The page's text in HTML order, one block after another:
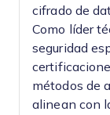
cifrado de
Como líder
seguridad
métodos de
alinean con